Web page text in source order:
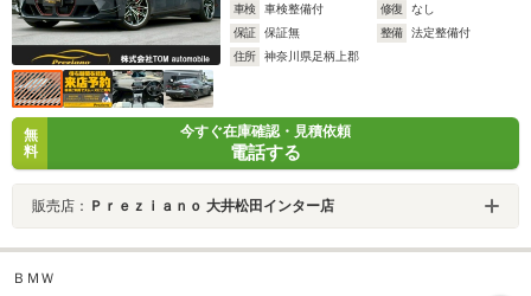
車検
車検整備付 修復
なし
保証
保証無 整備
法定整備付
住所
神奈川県足柄上郡
無
料
今すぐ在庫確認・見積依頼
電話する
販売店： Ｐｒｅｚｉａｎｏ 大井松田インター店
ＢＭＷ